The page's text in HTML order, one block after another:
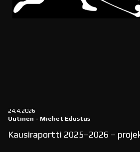
24.4.2026
Uutinen - Miehet Edustus
Kausiraportti 2025–2026 –